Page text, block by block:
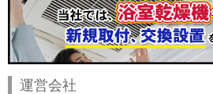
運営会社